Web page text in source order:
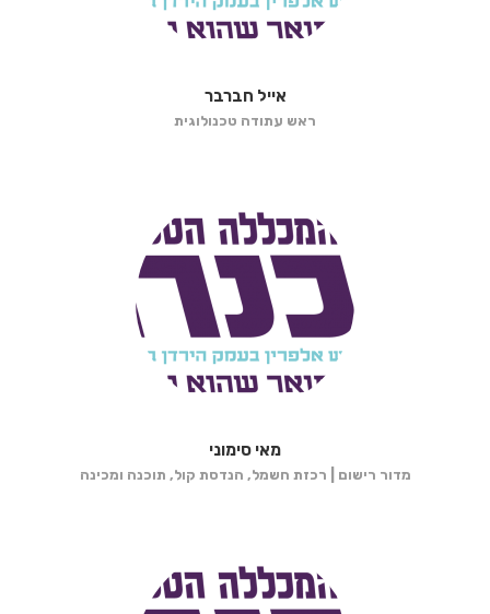
אייל חברבר
ראש עתודה טכנולוגית
מאי סימוני
מדור רישום | רכזת חשמל, הנדסת קול, תוכנה ומכינה